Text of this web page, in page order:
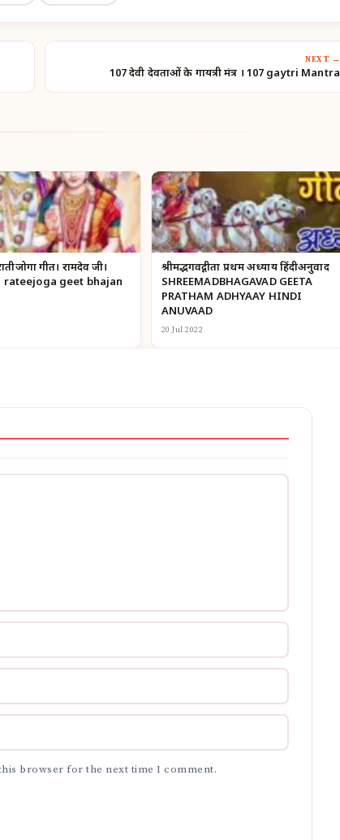
NEXT →
107 देवी देवताओं के गायत्री मंत्र । 107 gaytri Mantra
गीत। रामदेव जी।
rateejoga geet bhajan
श्रीमद्भगवद्गीता प्रथम अध्याय हिंदीअनुवाद
SHREEMADBHAGAVAD GEETA
PRATHAM ADHYAAY HINDI
ANUVAAD
20 Jul 2022
browser for the next time I comment.